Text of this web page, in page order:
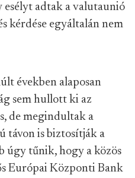
esélyt adtak a valutaunió
kérdése egyáltalán nem
években alaposan
sem hullott ki az
de megindultak a
távon is biztosítják a
úgy tűnik, hogy a közös
Európai Központi Bank